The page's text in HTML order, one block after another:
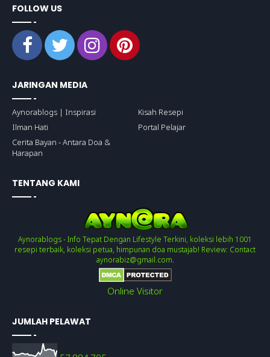
FOLLOW US
JARINGAN MEDIA
Aynorablogs | Inspirasi
Kisah Resepi
Ilman Hati
Portal Pelajar
Cerita Bayan - Antara Doa &
Harapan
TENTANG KAMI
Aynorablogs - Info Tepat Dengan Lifestyle Terkini, koleksi lebih 1001
resepi terbaik, koleksi petua, himpunan doa mustajab! Review: Contact
aynorabiz@gmail.com.
Online Visitor
JUMLAH PELAWAT